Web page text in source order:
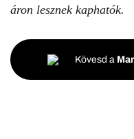
áron lesznek kaphatók.
Kövesd a